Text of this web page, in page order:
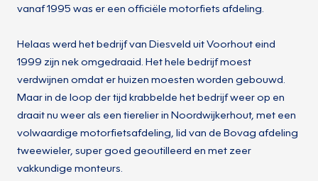
vanaf 1995 was er een officiële motorfiets afdeling.
Helaas werd het bedrijf van Diesveld uit Voorhout eind
1999 zijn nek omgedraaid. Het hele bedrijf moest
verdwijnen omdat er huizen moesten worden gebouwd.
Maar in de loop der tijd krabbelde het bedrijf weer op en
draait nu weer als een tierelier in Noordwijkerhout, met een
volwaardige motorfietsafdeling, lid van de Bovag afdeling
tweewieler, super goed geoutilleerd en met zeer
vakkundige monteurs.